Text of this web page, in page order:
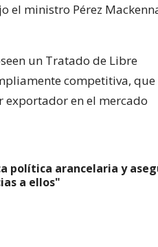
el ministro Pérez
un Tratado de Libre
competitiva, que
exportador en el mercado
política arancelaria y
a ellos"